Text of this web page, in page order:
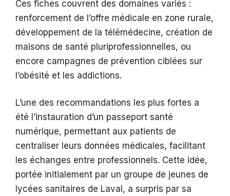
Ces fiches couvrent des domaines variés :
renforcement de l’offre médicale en zone rurale,
développement de la télémédecine, création de
maisons de santé pluriprofessionnelles, ou
encore campagnes de prévention ciblées sur
l’obésité et les addictions.
L’une des recommandations les plus fortes a
été l’instauration d’un passeport santé
numérique, permettant aux patients de
centraliser leurs données médicales, facilitant
les échanges entre professionnels. Cette idée,
portée initialement par un groupe de jeunes de
lycées sanitaires de Laval, a surpris par sa